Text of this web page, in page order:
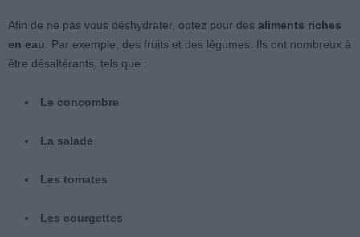
Afin de ne pas vous déshydrater, optez pour des aliments riches
en eau. Par exemple, des fruits et des légumes. Ils ont nombreux à
être désaltérants, tels que :
Le concombre
La salade
Les tomates
Les courgettes